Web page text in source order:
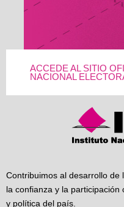
ACCEDE AL SITIO
NACIONAL
Contribuimos al desarrollo de
la confianza y la
y política del país.